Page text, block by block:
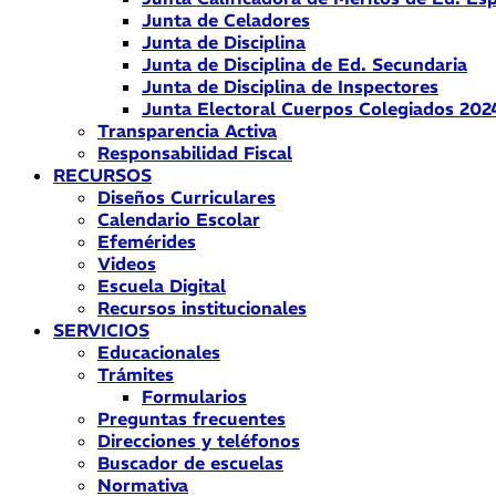
Junta de Celadores
Junta de Disciplina
Junta de Disciplina de Ed. Secundaria
Junta de Disciplina de Inspectores
Junta Electoral Cuerpos Colegiados
Transparencia Activa
Responsabilidad Fiscal
RECURSOS
Diseños Curriculares
Calendario Escolar
Efemérides
Videos
Escuela Digital
Recursos institucionales
SERVICIOS
Educacionales
Trámites
Formularios
Preguntas frecuentes
Direcciones y teléfonos
Buscador de escuelas
Normativa